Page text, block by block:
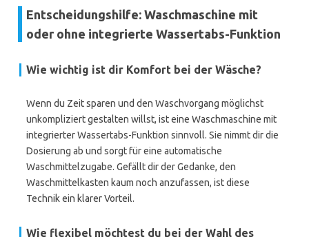
Entscheidungshilfe: Waschmaschine mit
oder ohne integrierte Wassertabs-Funktion
Wie wichtig ist dir Komfort bei der Wäsche?
Wenn du Zeit sparen und den Waschvorgang möglichst
unkompliziert gestalten willst, ist eine Waschmaschine mit
integrierter Wassertabs-Funktion sinnvoll. Sie nimmt dir die
Dosierung ab und sorgt für eine automatische
Waschmittelzugabe. Gefällt dir der Gedanke, den
Waschmittelkasten kaum noch anzufassen, ist diese
Technik ein klarer Vorteil.
Wie flexibel möchtest du bei der Wahl des